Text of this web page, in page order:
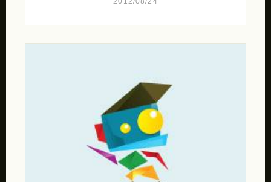
2012/08/24